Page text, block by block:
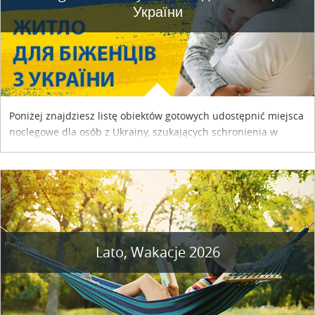
України
Poniżej znajdziesz listę obiektów gotowych udostępnić miejsca
noclegowe dla osób z Ukrainy, szukających schronienia w
Lato, Wakacje 2026